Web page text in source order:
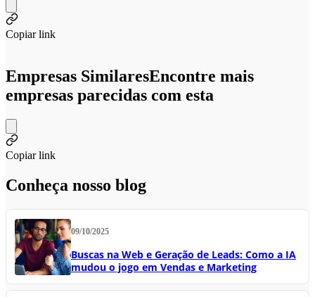
Copiar link
Empresas SimilaresEncontre mais
empresas parecidas com esta
Copiar link
Conheça nosso blog
09/10/2025
Buscas na Web e Geração de Leads: Como a IA
mudou o jogo em Vendas e Marketing